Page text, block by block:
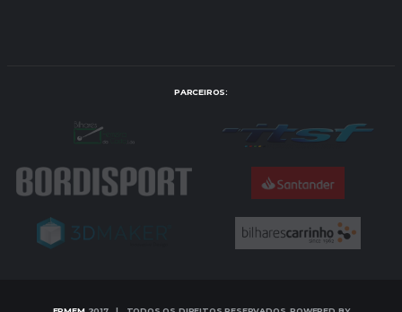
PARCEIROS: